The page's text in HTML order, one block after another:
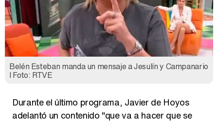
Belén Esteban manda un mensaje a Jesulín y Campanario
l Foto: RTVE
Durante el último programa, Javier de Hoyos
adelantó un contenido "que va a hacer que se